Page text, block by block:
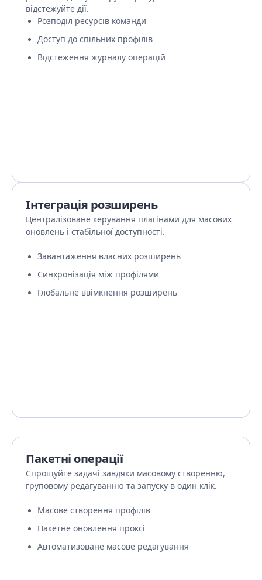
відстежуйте дії.
Розподіл ресурсів команди
Доступ до спільних профілів
Відстеження журналу операцій
Інтеграція розширень
Централізоване керування плагінами для масових
оновлень і стабільної доступності.
Завантаження власних розширень
Синхронізація між профілями
Глобальне ввімкнення розширень
Пакетні операції
Спрощуйте задачі завдяки масовому створенню,
груповому редагуванню та запуску в один клік.
Масове створення профілів
Пакетне оновлення проксі
Автоматизоване масове редагування